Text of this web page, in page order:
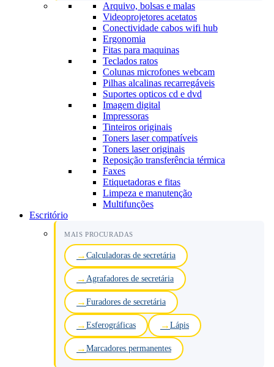
Arquivo, bolsas e malas
Videoprojetores acetatos
Conectividade cabos wifi hub
Ergonomia
Fitas para maquinas
Teclados ratos
Colunas microfones webcam
Pilhas alcalinas recarregáveis
Suportes opticos cd e dvd
Imagem digital
Impressoras
Tinteiros originais
Toners laser compatíveis
Toners laser originais
Reposição transferência térmica
Faxes
Etiquetadoras e fitas
Limpeza e manutenção
Multifunções
Escritório
MAIS PROCURADAS
Calculadoras de secretária
Agrafadores de secretária
Furadores de secretária
Esferográficas Lápis
Marcadores permanentes